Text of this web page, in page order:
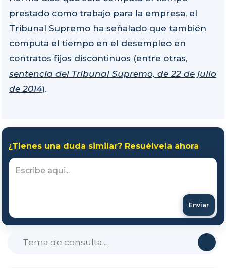
prestado como trabajo para la empresa, el
Tribunal Supremo ha señalado que también
computa el tiempo en el desempleo en
contratos fijos discontinuos (entre otras,
sentencia del Tribunal Supremo, de 22 de julio
de 2014).
¿Tienes una duda similar? Resuélvela ahora
Enviar